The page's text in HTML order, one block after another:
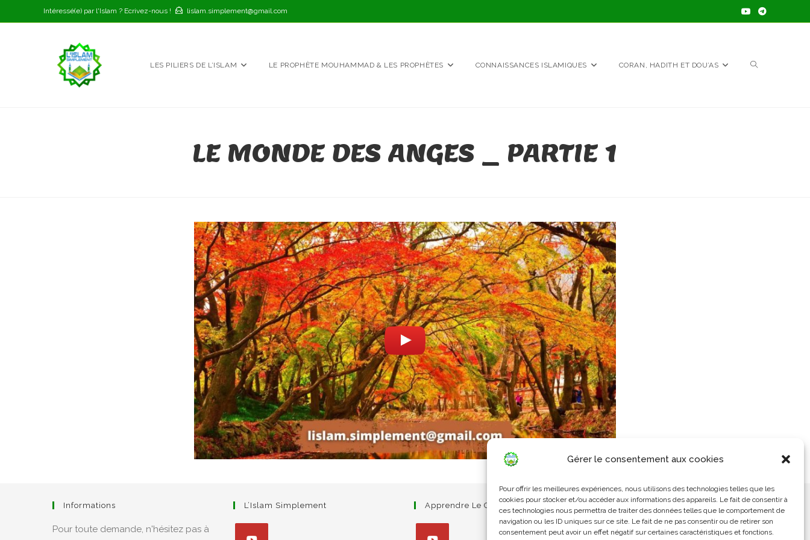
Gérer le consentement aux cookies
Pour offrir les meilleures expériences, nous utilisons des technologies telles que les
cookies pour stocker et/ou accéder aux informations des appareils. Le fait de consentir à
ces technologies nous permettra de traiter des données telles que le comportement de
navigation ou les ID uniques sur ce site. Le fait de ne pas consentir ou de retirer son
consentement peut avoir un effet négatif sur certaines caractéristiques et fonctions.
to
Intéressé(e) par l'Islam ? Ecrivez-nous ! lislam.simplement@gmail.com
LES PILIERS DE L’ISLAM LE PROPHÈTE MOUHAMMAD & LES PROPHÈTES CONNAISSANCES ISLAMIQUES CORAN, HADITH ET DOU’AS TOGGLE
LE MONDE DES ANGES _ PARTIE 1
Informations
Pour toute demande, n'hésitez pas à
L’Islam Simplement Apprendre Le Coran Simplement